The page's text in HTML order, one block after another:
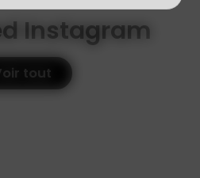
Instagram
tout